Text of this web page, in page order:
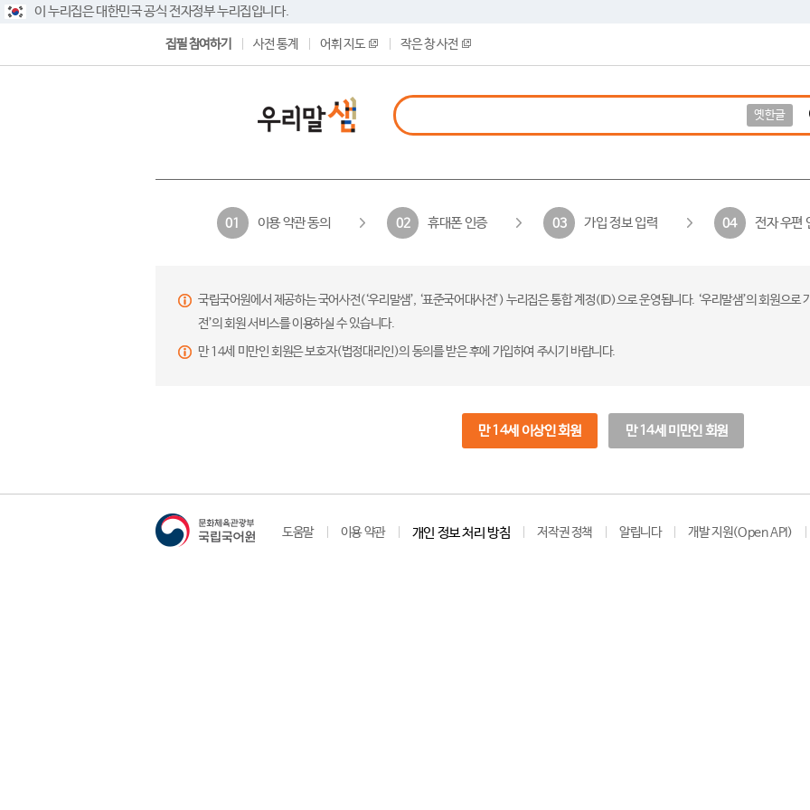
이 누리집은 대한민국 공식 전자정부 누리집입니다.
집필 참여하기 사전 통계 어휘 지도 작은 창 사전
옛한글
01 이용 약관 동의 02 휴대폰 인증 03 가입 정보 입력 04 전자 우편
국립국어원에서 제공하는 국어사전(‘우리말샘’, ‘표준국어대사전’) 누리집은 통합 계정(ID)으로 운영됩니다. ‘우리말샘’의 회원으
전’의 회원 서비스를 이용하실 수 있습니다.
만 14세 미만인 회원은 보호자(법정대리인)의 동의를 받은 후에 가입하여 주시기 바랍니다.
만 14세 이상인 회원 만 14세 미만인 회원
도움말 이용 약관 개인 정보 처리 방침 저작권 정책 알립니다 개발 지원(Open API)